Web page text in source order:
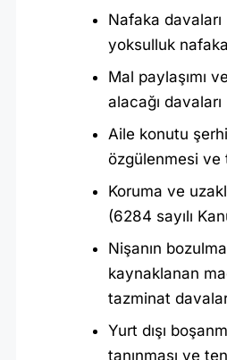
Nafaka
yoksulluk
Mal paylaşımı
alacağı davaları
Aile konutu
özgülenmesi ve
Koruma ve
(6284 sayılı
Nişanın
kaynaklanan
tazminat
Yurt dışı
tanınması ve